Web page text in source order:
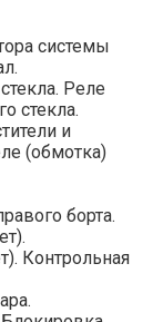
системы
Реле
стекла.
и
(обмотка)
борта.
Контрольная